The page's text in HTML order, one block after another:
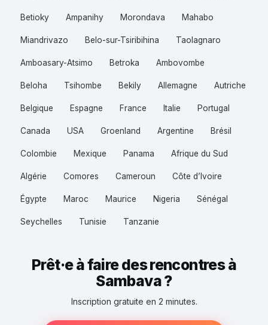
Betioky Ampanihy Morondava Mahabo
Miandrivazo Belo-sur-Tsiribihina Taolagnaro
Amboasary-Atsimo Betroka Ambovombe
Beloha Tsihombe Bekily Allemagne Autriche
Belgique Espagne France Italie Portugal
Canada USA Groenland Argentine Brésil
Colombie Mexique Panama Afrique du Sud
Algérie Comores Cameroun Côte d’Ivoire
Égypte Maroc Maurice Nigeria Sénégal
Seychelles Tunisie Tanzanie
Prêt·e à faire des rencontres à
Sambava ?
Inscription gratuite en 2 minutes.